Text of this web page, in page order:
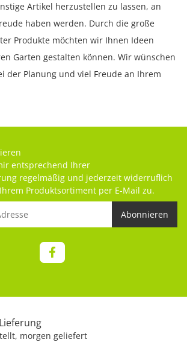
Artikel herzustellen zu lassen, an
haben werden. Durch die große
Produkte möchten wir Ihnen Ideen
Garten gestalten können. Wir wünschen
der Planung und viel Freude an Ihrem
morgen geliefert
entsprechend Ihrer
regelmäßig und jederzeit widerruflich
Produktsortiment per E-Mail zu.
Abonnieren